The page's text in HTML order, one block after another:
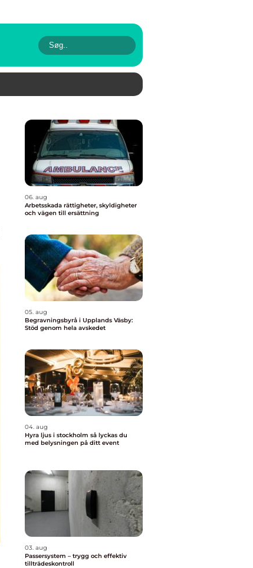
06. aug
Arbetsskada rättigheter, skyldigheter
och vägen till ersättning
05. aug
Begravningsbyrå i Upplands Väsby:
Stöd genom hela avskedet
04. aug
Hyra ljus i stockholm så lyckas du
med belysningen på ditt event
03. aug
Passersystem – trygg och effektiv
tillträdeskontroll